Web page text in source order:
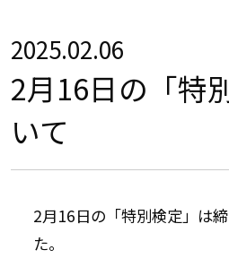
2025.02.06
2月16日の「特
いて
2月16日の「特別検定」は
た。